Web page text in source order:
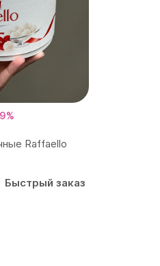
Raffaello
Быстрый заказ